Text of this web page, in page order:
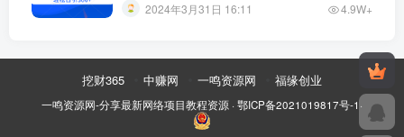
2024年3月31日 16:11 4.9W+
挖财365 中赚网 一鸣资源网 福缘创业
一鸣资源网-分享最新网络项目教程资源 · 鄂ICP备2021019817号-1·